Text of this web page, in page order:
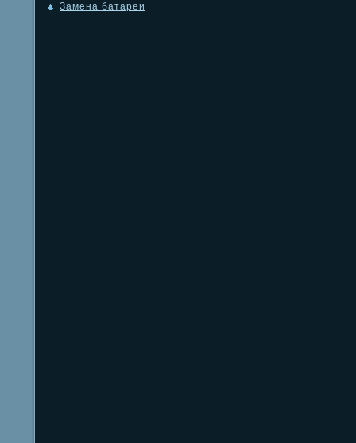
Замена батареи